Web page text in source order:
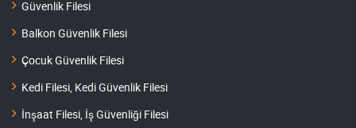
Güvenlik Filesi
Balkon Güvenlik Filesi
Çocuk Güvenlik Filesi
Kedi Filesi, Kedi Güvenlik Filesi
İnşaat Filesi, İş Güvenliği Filesi